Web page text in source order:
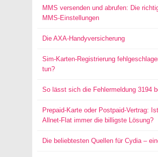
MMS versenden und abrufen: Die
MMS-Einstellungen
Die AXA-Handyversicherung
Sim-Karten-Registrierung
tun?
So lässt sich die Fehlermeldung 3194
Prepaid-Karte oder Postpaid-Vertrag:
Allnet-Flat immer die billigste Lösung?
Die beliebtesten Quellen für Cydia –